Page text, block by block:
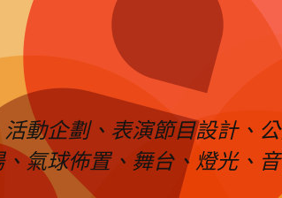
動企劃、表演節目設計、
氣球佈置、舞台、燈光、